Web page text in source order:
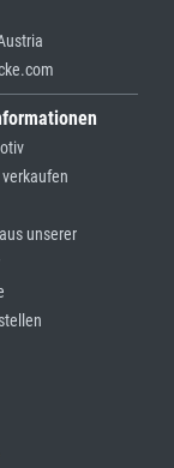
verkaufen
unserer